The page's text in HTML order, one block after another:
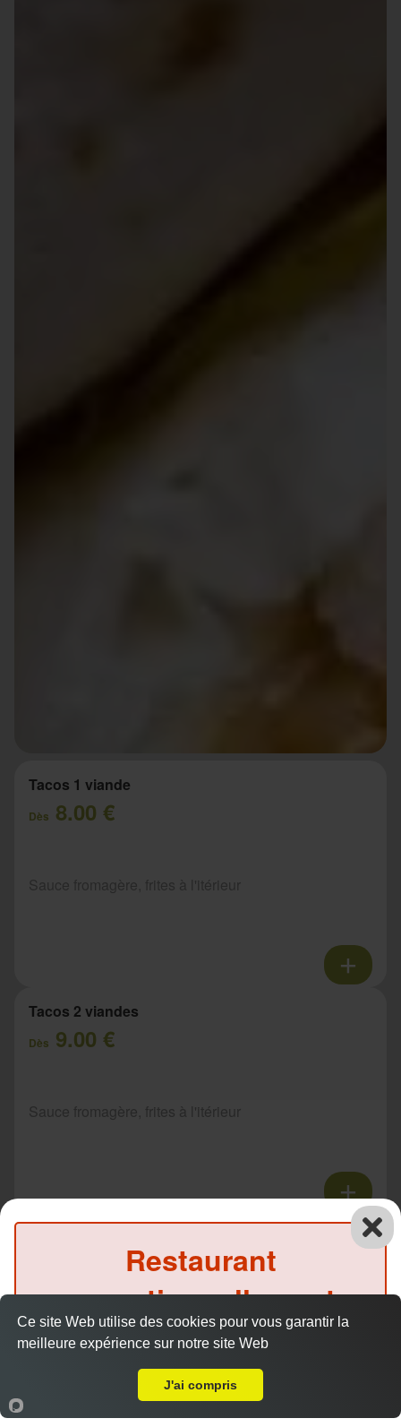
Tacos 1 viande
Dès 8.00 €
Tacos 2 viandes
Dès 9.00 €
Sauce fromagère, frites à l'itérieur
Sauce fromagère, frites à l'itérieur
Accueil Panier Compte
Restaurant
exceptionnellement
fermé ce soir
(Précommande possible)
Ce site Web utilise des cookies pour vous garantir la
meilleure expérience sur notre site Web
J'ai compris